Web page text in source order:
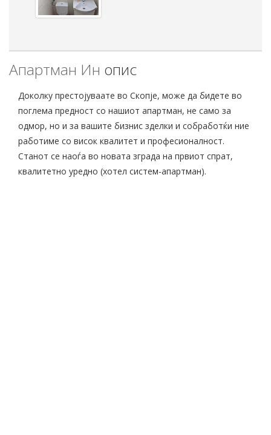
Апартман Ин опис
Доколку престојуваате во Скопје, може да бидете во
поглема предност со нашиот апартман, не само за
одмор, но и за вашите бизнис зделки и собработќи ние
работиме со висок квалитет и професионалност.
Станот се наоѓа во новата зграда на првиот спрат,
квалитетно уредно (хотел систем-апартман).